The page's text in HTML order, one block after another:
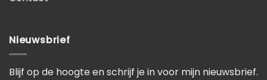
Nieuwsbrief
Blijf op de hoogte en schrijf je in voor mijn nieuwsbrief.